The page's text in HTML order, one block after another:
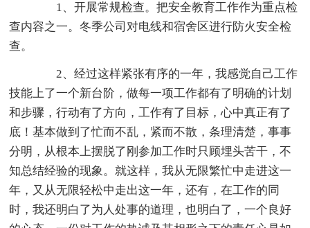
1、开展常规检查。把安全教育工作作为重点检
查内容之一。冬季公司对电线和宿舍区进行防火安全检
查。
2、经过这样紧张有序的一年，我感觉自己工作
技能上了一个新台阶，做每一项工作都有了明确的计划
和步骤，行动有了方向，工作有了目标，心中真正有了
底！基本做到了忙而不乱，紧而不散，条理清楚，事事
分明，从根本上摆脱了刚参加工作时只顾埋头苦干，不
知总结经验的现象。就这样，我从无限繁忙中走进这一
年，又从无限轻松中走出这一年，还有，在工作的同
时，我还明白了为人处事的道理，也明白了，一个良好